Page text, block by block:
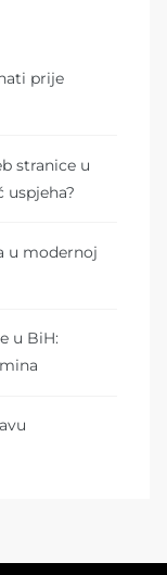
prije
stranice u
uspjeha?
u modernoj
u BiH: